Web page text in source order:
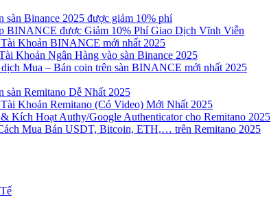
Binance 2025 được giảm 10% phí
BINANCE được Giảm 10% Phí Giao Dịch Vĩnh Viễn
Khoản BINANCE mới nhất 2025
Khoản Ngân Hàng vào sàn Binance 2025
Mua – Bán coin trên sàn BINANCE mới nhất 2025
Remitano Dễ Nhất 2025
Khoản Remitano (Có Video) Mới Nhất 2025
Kích Hoạt Authy/Google Authenticator cho Remitano 2025
Mua Bán USDT, Bitcoin, ETH,… trên Remitano 2025